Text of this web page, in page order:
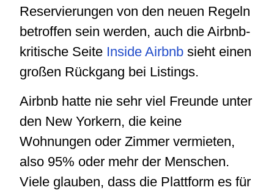
Reservierungen von den neuen Regeln
betroffen sein werden, auch die Airbnb-
kritische Seite Inside Airbnb sieht einen
großen Rückgang bei Listings.
Airbnb hatte nie sehr viel Freunde unter
den New Yorkern, die keine
Wohnungen oder Zimmer vermieten,
also 95% oder mehr der Menschen.
Viele glauben, dass die Plattform es für